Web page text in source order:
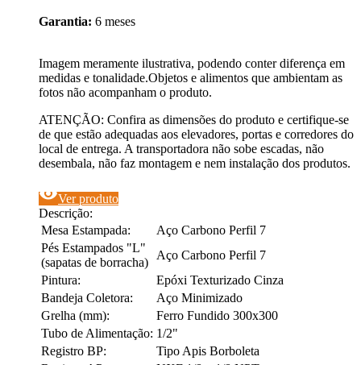
Garantia: 6 meses
Imagem meramente ilustrativa, podendo conter diferença em
medidas e tonalidade.Objetos e alimentos que ambientam as
fotos não acompanham o produto.
ATENÇÃO: Confira as dimensões do produto e certifique-se
de que estão adequadas aos elevadores, portas e corredores do
local de entrega. A transportadora não sobe escadas, não
desembala, não faz montagem e nem instalação dos produtos.
visibilityVer produto
Descrição:
Mesa Estampada:
Aço Carbono Perfil 7
Pés Estampados "L"
(sapatas de borracha)
Aço Carbono Perfil 7
Pintura:
Epóxi Texturizado Cinza
Bandeja Coletora:
Aço Minimizado
Grelha (mm):
Ferro Fundido 300x300
Tubo de Alimentação: 1/2"
Registro BP:
Tipo Apis Borboleta